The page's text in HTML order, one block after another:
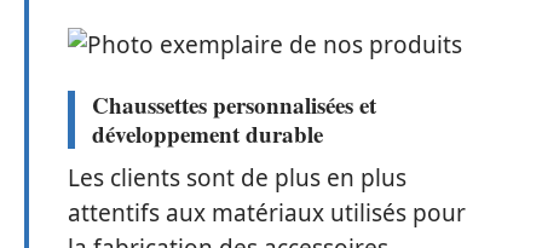
Chaussettes personnalisées et
développement durable
Les clients sont de plus en plus
attentifs aux matériaux utilisés pour